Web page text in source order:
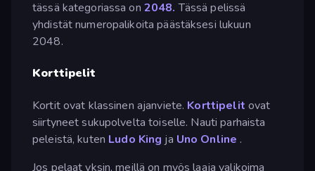
tässä kategoriassa on 2048. Tässä pelissä
yhdistät numeropalikoita päästäksesi lukuun
2048.
Korttipelit
Kortit ovat klassinen ajanviete. Korttipelit ovat
siirtyneet sukupolvelta toiselle. Nauti parhaista
peleistä, kuten Ludo King ja Uno Online .
Jos pelaat yksin, meillä on myös laaja valikoima